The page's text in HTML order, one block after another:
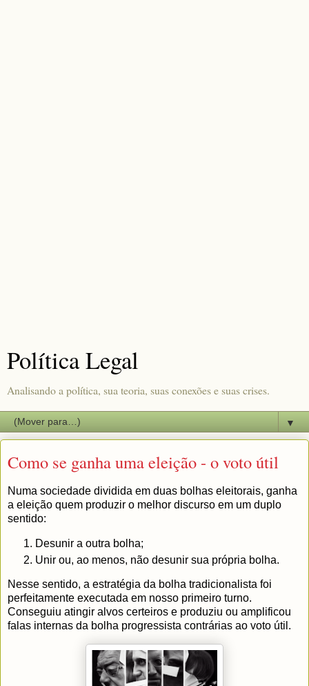
Política Legal
Analisando a política, sua teoria, suas conexões e suas crises.
▼
Como se ganha uma eleição - o voto útil
Numa sociedade dividida em duas bolhas eleitorais, ganha
a eleição quem produzir o melhor discurso em um duplo
sentido:
Desunir a outra bolha;
Unir ou, ao menos, não desunir sua própria bolha.
Nesse sentido, a estratégia da bolha tradicionalista foi
perfeitamente executada em nosso primeiro turno.
Conseguiu atingir alvos certeiros e produziu ou amplificou
falas internas da bolha progressista contrárias ao voto útil.